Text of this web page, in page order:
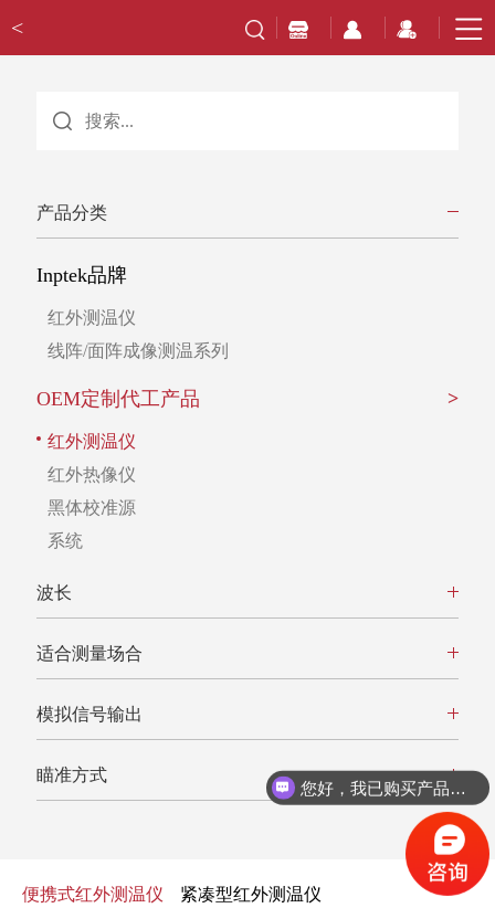
<
产品分类
Inptek品牌
红外测温仪
线阵/面阵成像测温系列
>
OEM定制代工产品
红外测温仪
红外热像仪
黑体校准源
系统
波长
适合测量场合
模拟信号输出
瞄准方式
便携式红外测温仪
紧凑型红外测温仪
您好，我想咨询售后维修服务。